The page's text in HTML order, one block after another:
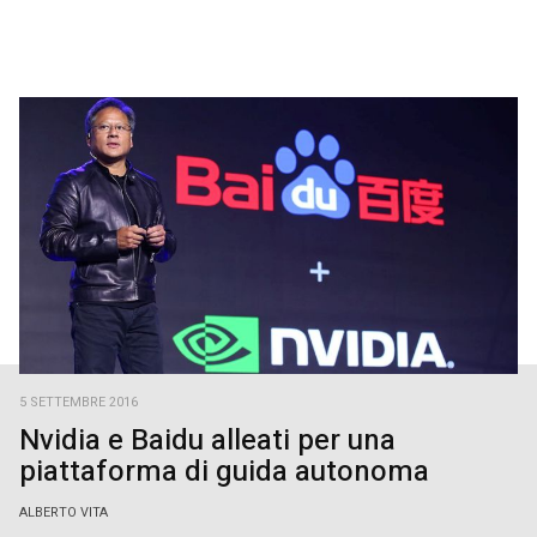
5 SETTEMBRE 2016
Nvidia e Baidu alleati per una
piattaforma di guida autonoma
ALBERTO VITA